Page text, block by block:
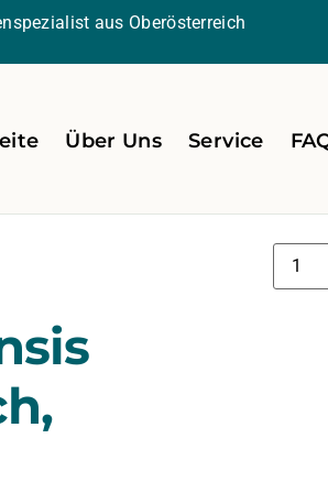
aus Oberösterreich
Über Uns Service